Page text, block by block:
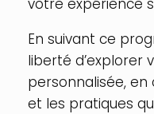
votre expérience
En suivant ce
liberté d’explorer
personnalisée, en
et les pratiques